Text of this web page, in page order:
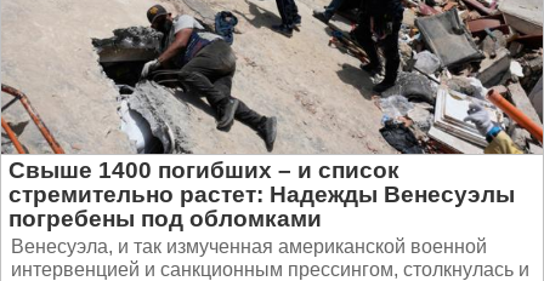
Свыше 1400 погибших – и список
стремительно растет: Надежды Венесуэлы
погребены под обломками
Венесуэла, и так измученная американской военной
интервенцией и санкционным прессингом, столкнулась и